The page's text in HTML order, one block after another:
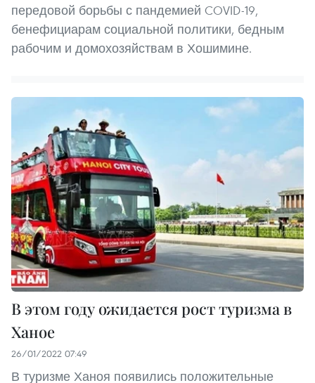
передовой борьбы с пандемией COVID-19,
бенефициарам социальной политики, бедным
рабочим и домохозяйствам в Хошимине.
В этом году ожидается рост туризма в
Ханое
26/01/2022 07:49
В туризме Ханоя появились положительные